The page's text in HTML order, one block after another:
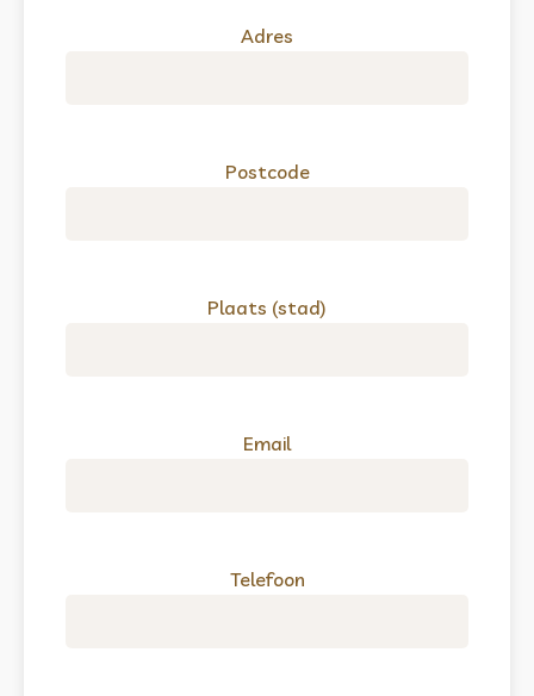
Adres
Postcode
Plaats (stad)
Email
Telefoon